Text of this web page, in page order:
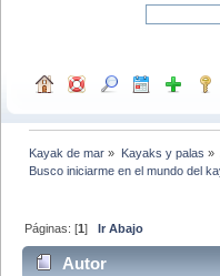
Kayak de mar » Kayaks y palas »
Busco iniciarme en el mundo del
Páginas: [1]Ir Abajo
Autor